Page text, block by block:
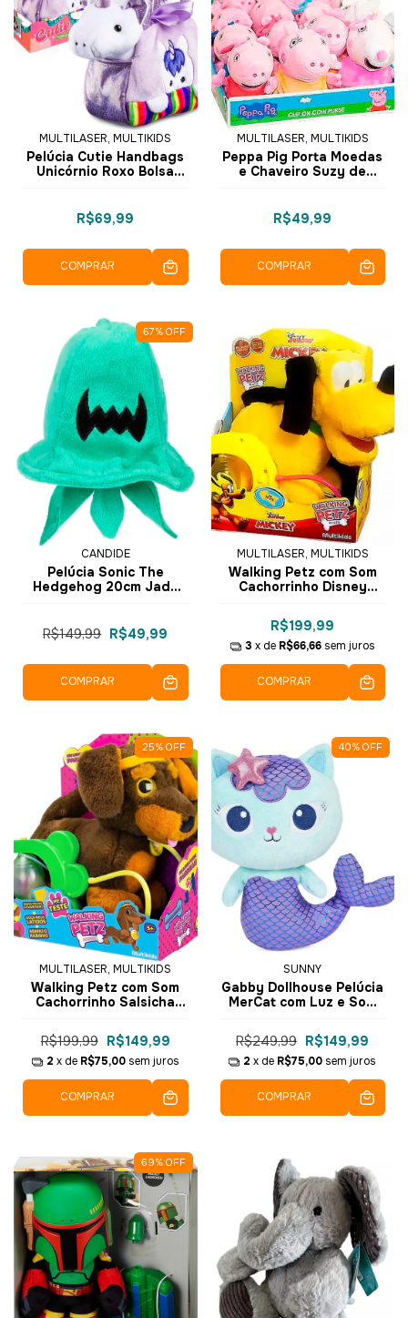
MULTILASER, MULTIKIDS
Pelúcia Cutie Handbags
Unicórnio Roxo Bolsa
R$69,99
COMPRAR
MULTILASER, MULTIKIDS
Peppa Pig Porta Moedas
e Chaveiro Suzy de
R$49,99
COMPRAR
67% OFF
CANDIDE
Pelúcia Sonic The
Hedgehog 20cm Jade
R$149,99 R$49,99
COMPRAR
MULTILASER, MULTIKIDS
Walking Petz com Som
Cachorrinho Disney
R$199,99
3 x de R$66,66 sem juros
COMPRAR
25% OFF
MULTILASER, MULTIKIDS
Walking Petz com Som
Cachorrinho Salsicha
R$199,99 R$149,99
2 x de R$75,00 sem juros
COMPRAR
40% OFF
SUNNY
Gabby Dollhouse Pelúcia
MerCat com Luz e Som
R$249,99 R$149,99
2 x de R$75,00 sem juros
COMPRAR
69% OFF